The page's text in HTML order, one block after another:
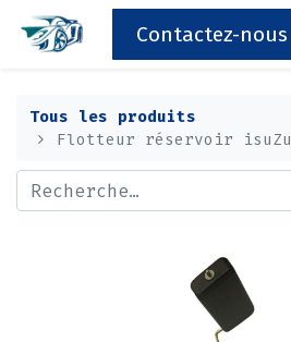
Contactez-nous
Tous les produits
Flotteur réservoir isuZu